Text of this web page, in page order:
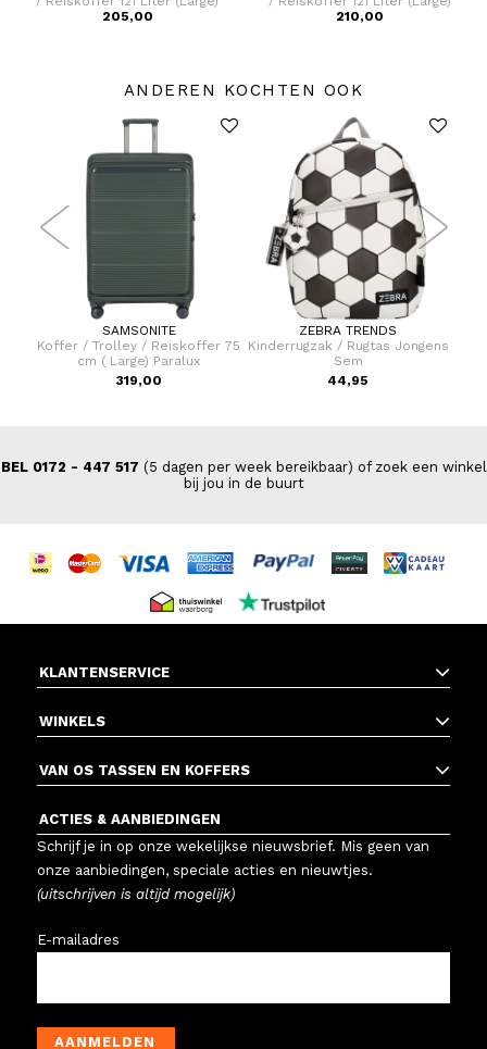
Transit'R
205,00
Transit'R
210,00
ANDEREN KOCHTEN OOK
SAMSONITE
Koffer / Trolley / Reiskoffer 75
cm ( Large) Paralux
319,00
ZEBRA TRENDS
Kinderrugzak / Rugtas Jongens
Sem
44,95
BEL 0172 - 447 517 (5 dagen per week bereikbaar) of zoek een winkel
bij jou in de buurt
KLANTENSERVICE
WINKELS
VAN OS TASSEN EN KOFFERS
ACTIES & AANBIEDINGEN
Schrijf je in op onze wekelijkse nieuwsbrief. Mis geen van
onze aanbiedingen, speciale acties en nieuwtjes.
(uitschrijven is altijd mogelijk)
E-mailadres
AANMELDEN